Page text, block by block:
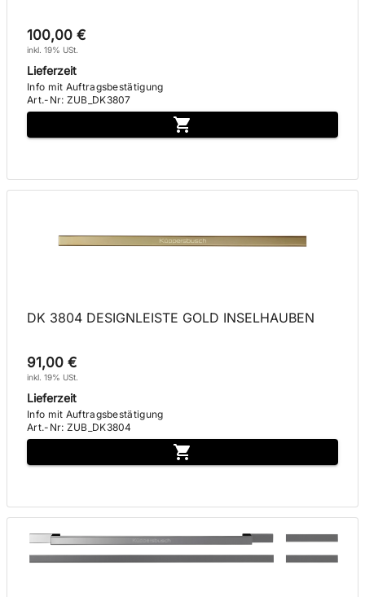
100,00 €
inkl. 19% USt.
Lieferzeit
Info mit Auftragsbestätigung
Art.-Nr: ZUB_DK3807
DK 3804 DESIGNLEISTE GOLD INSELHAUBEN
91,00 €
inkl. 19% USt.
Lieferzeit
Info mit Auftragsbestätigung
Art.-Nr: ZUB_DK3804